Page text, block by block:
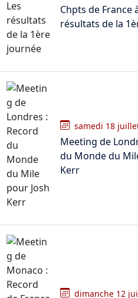
Chpts de France
résultats de la
samedi 18
Meeting de
du Monde du
Kerr
dimanche 12